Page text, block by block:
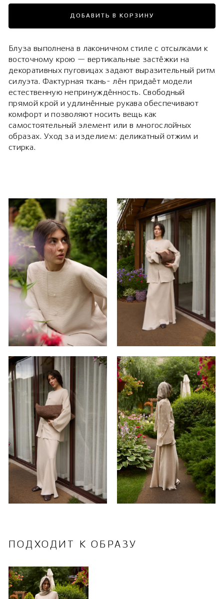
ДОБАВИТЬ В КОРЗИНУ
Блуза выполнена в лаконичном стиле с отсылками к
восточному крою — вертикальные застёжки на
декоративных пуговицах задают выразительный ритм
силуэта. Фактурная ткань- лён придаёт модели
естественную непринуждённость. Свободный
прямой крой и удлинённые рукава обеспечивают
комфорт и позволяют носить вещь как
самостоятельный элемент или в многослойных
образах. Уход за изделием: деликатный отжим и
стирка.
ПОДХОДИТ К ОБРАЗУ